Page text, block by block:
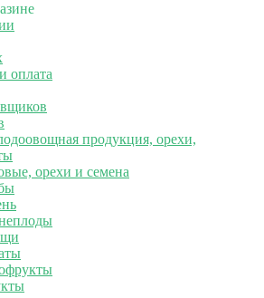
оплата
продукция, орехи,
орехи и семена